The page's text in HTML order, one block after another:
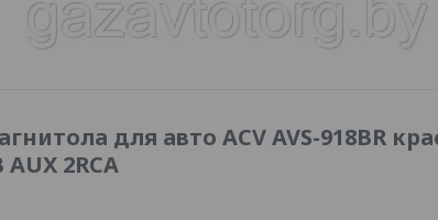
для авто ACV AVS-918BR
2RCA